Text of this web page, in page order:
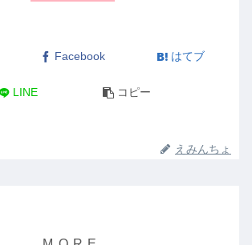
Facebook はてブ
LINE コピー
えみんちょ